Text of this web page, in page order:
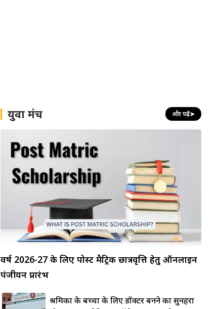
युवा मंच और पढ़ें➤
वर्ष 2026-27 के लिए पोस्ट मैट्रिक छात्रवृत्ति हेतु ऑनलाइन
पंजीयन प्रारंभ
श्रमिकों के बच्चों के लिए डॉक्टर बनने का सुनहरा